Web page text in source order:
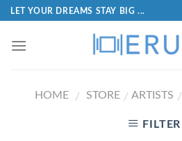
LET YOUR DREAMS STAY BIG ...
HOME / STORE / ARTISTS /
FILTER